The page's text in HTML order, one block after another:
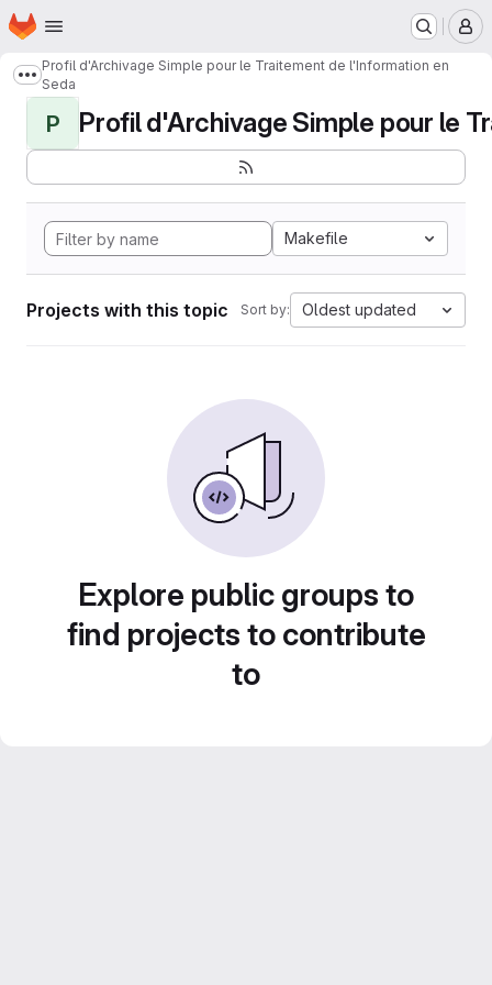
Skip to main content
Homepage
Show more breadcrumbs
Profil d'Archivage Simple pour le Traitement de l'Information en
Seda
P Profil d'Archivage Simple pour le
Makefile
Projects with this topic Sort by: Oldest updated
Explore public groups to
find projects to contribute
to